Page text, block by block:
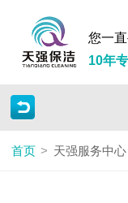
您一
10年
首页 > 天强服务中心